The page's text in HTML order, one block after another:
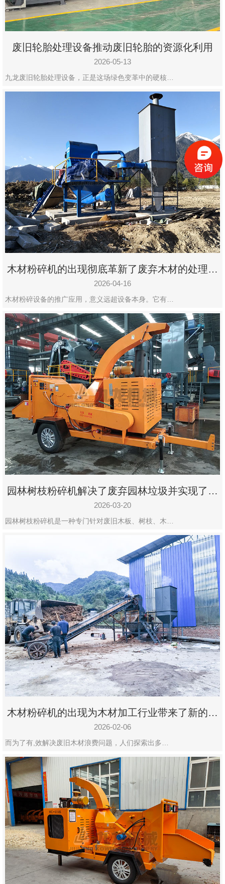
废旧轮胎处理设备推动废旧轮胎的资源化利用
2026-05-13
九龙废旧轮胎处理设备，正是这场绿色变革中的硬核…
木材粉碎机的出现彻底革新了废弃木材的处理模
式
2026-04-16
木材粉碎设备的推广应用，意义远超设备本身。它有…
园林树枝粉碎机解决了废弃园林垃圾并实现了再
利用
2026-03-20
园林树枝粉碎机是一种专门针对废旧木板、树枝、木…
木材粉碎机的出现为木材加工行业带来了新的变
化
2026-02-06
而为了有,效解决废旧木材浪费问题，人们探索出多…